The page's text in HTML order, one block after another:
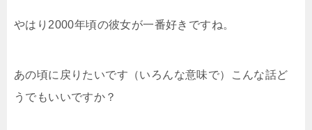
やはり2000年頃の彼女が一番好きですね。
あの頃に戻りたいです（いろんな意味で）こんな話ど
うでもいいですか？